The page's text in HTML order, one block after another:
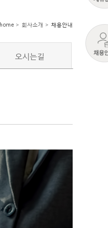
오시는길
home > 회사소개 > 채용안내